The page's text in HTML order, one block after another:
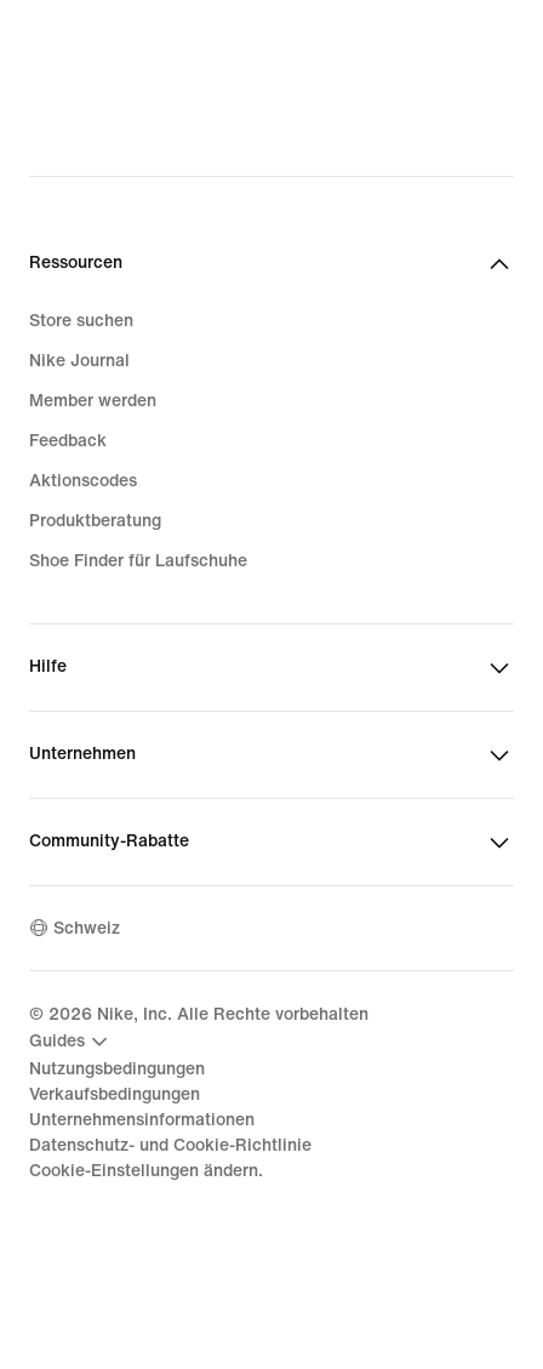
Ressourcen
Store suchen
Nike Journal
Member werden
Feedback
Aktionscodes
Produktberatung
Shoe Finder für Laufschuhe
Hilfe
Unternehmen
Community-Rabatte
Schweiz
© 2026 Nike, Inc. Alle Rechte vorbehalten
Guides
Nutzungsbedingungen
Verkaufsbedingungen
Unternehmensinformationen
Datenschutz- und Cookie-Richtlinie
Cookie-Einstellungen ändern.